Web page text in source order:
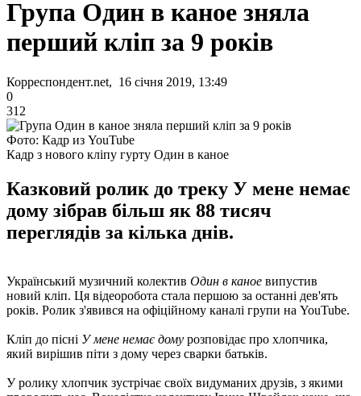
Група Один в каное зняла
перший кліп за 9 років
Корреспондент.net, 16 січня 2019, 13:49
0
312
Фото: Кадр из YouTube
Кадр з нового кліпу гурту Один в каное
Казковий ролик до треку У мене немає
дому зібрав більш як 88 тисяч
переглядів за кілька днів.
Український музичний колектив Один в каное випустив
новий кліп. Ця відеоробота стала першою за останні дев'ять
років. Ролик з'явився на офіційному каналі групи на YouTube.
Кліп до пісні У мене немає дому розповідає про хлопчика,
який вирішив піти з дому через сварки батьків.
У ролику хлопчик зустрічає своїх видуманих друзів, з якими